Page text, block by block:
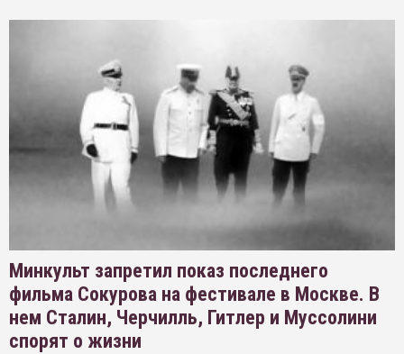
Минкульт запретил показ последнего
фильма Сокурова на фестивале в Москве. В
нем Сталин, Черчилль, Гитлер и Муссолини
спорят о жизни